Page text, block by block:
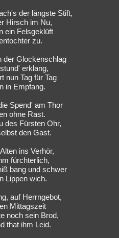
der längste Stift,
Hirsch im Nu,
ein Felsgeklüft
zu.
der Glockenschlag
erklang,
nun Tag für Tag
in Empfang.
Spend' am Thor
ohne Rast.
des Fürsten Ohr,
den Gast.
ins Verhör,
fürchterlich,
bang und schwer
Lippen wich.
auf Herrngebot,
Mittagszeit
noch sein Brod,
that ihm Leid.